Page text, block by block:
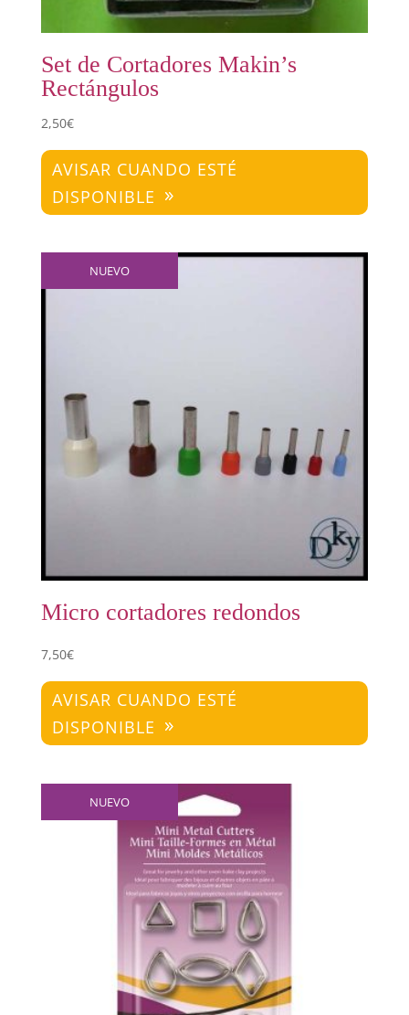
Set de Cortadores Makin’s
Rectángulos
2,50€
AVISAR CUANDO ESTÉ
DISPONIBLE
NUEVO
Micro cortadores redondos
7,50€
AVISAR CUANDO ESTÉ
DISPONIBLE
NUEVO